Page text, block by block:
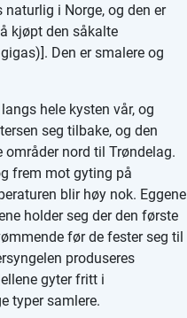
i Norge, og den er
kjøpt den såkalte
Den er smalere og
hele kysten vår, og
seg tilbake, og den
nord til Trøndelag.
frem mot gyting på
blir høy nok. Eggene
holder seg der den første
før de fester seg til
produseres
gyter fritt i
typer samlere.